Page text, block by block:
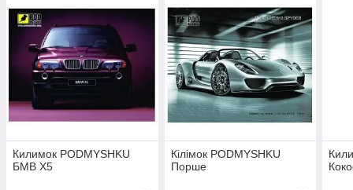
Килимок PODMYSHKU
БМВ Х5
Кілімок PODMYSHKU
Порше